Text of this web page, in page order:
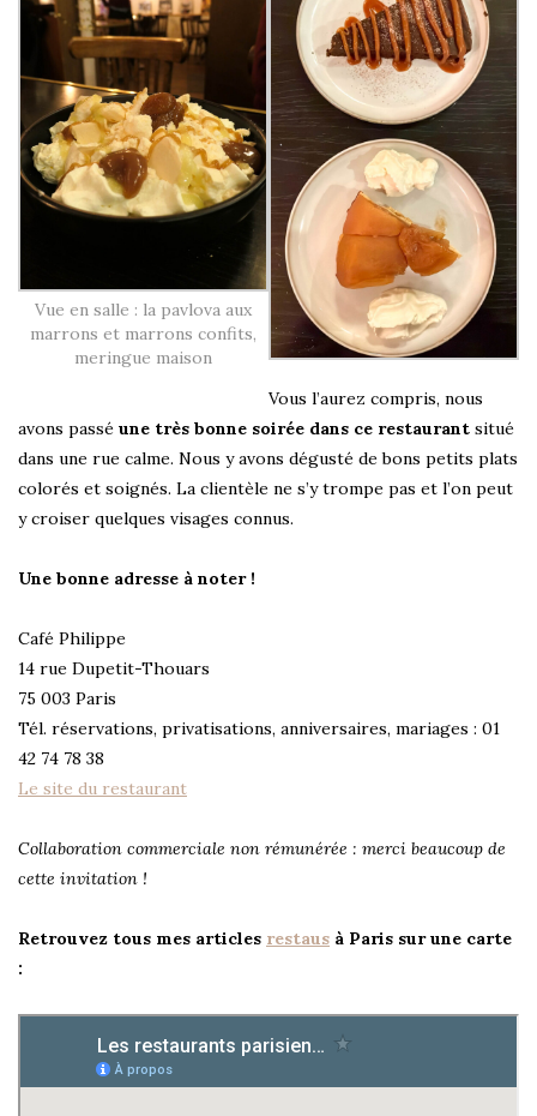
Vue en salle : la pavlova aux
marrons et marrons confits,
meringue maison
Vous l’aurez compris, nous
avons passé une très bonne soirée dans ce restaurant situé
dans une rue calme. Nous y avons dégusté de bons petits plats
colorés et soignés. La clientèle ne s’y trompe pas et l’on peut
y croiser quelques visages connus.
Une bonne adresse à noter !
Café Philippe
14 rue Dupetit-Thouars
75 003 Paris
Tél. réservations, privatisations, anniversaires, mariages : 01
42 74 78 38
Le site du restaurant
Collaboration commerciale non rémunérée : merci beaucoup de
cette invitation !
Retrouvez tous mes articles restaus à Paris sur une carte
: